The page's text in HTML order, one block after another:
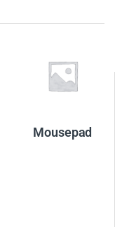
Mousepad